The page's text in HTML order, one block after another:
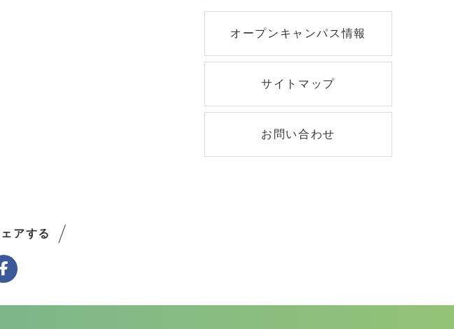
オープンキャンパス情報
サイトマップ
お問い合わせ
アする